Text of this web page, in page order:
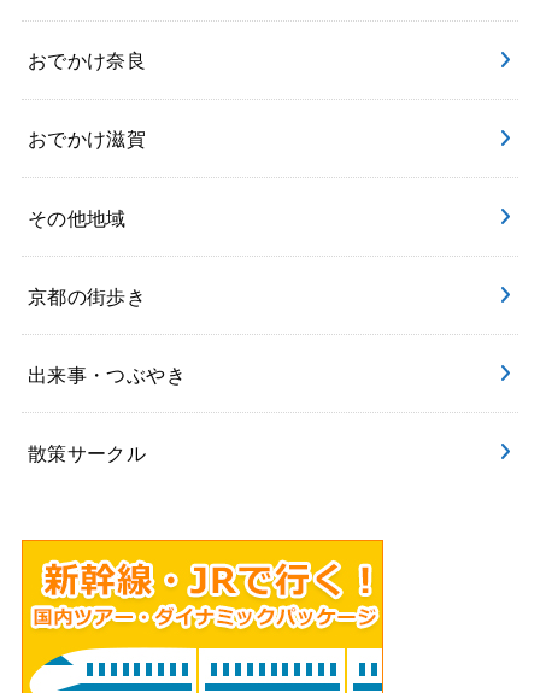
おでかけ奈良
おでかけ滋賀
その他地域
京都の街歩き
出来事・つぶやき
散策サークル